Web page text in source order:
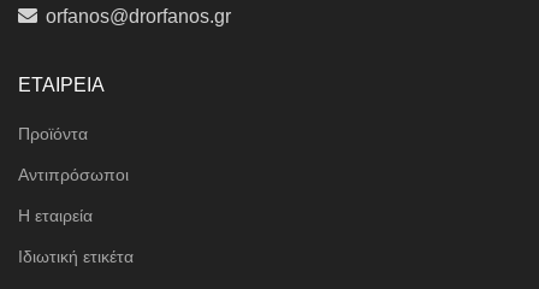
orfanos@drorfanos.gr
ΕΤΑΙΡΕΙΑ
Προϊόντα
Αντιπρόσωποι
Η εταιρεία
Ιδιωτική ετικέτα